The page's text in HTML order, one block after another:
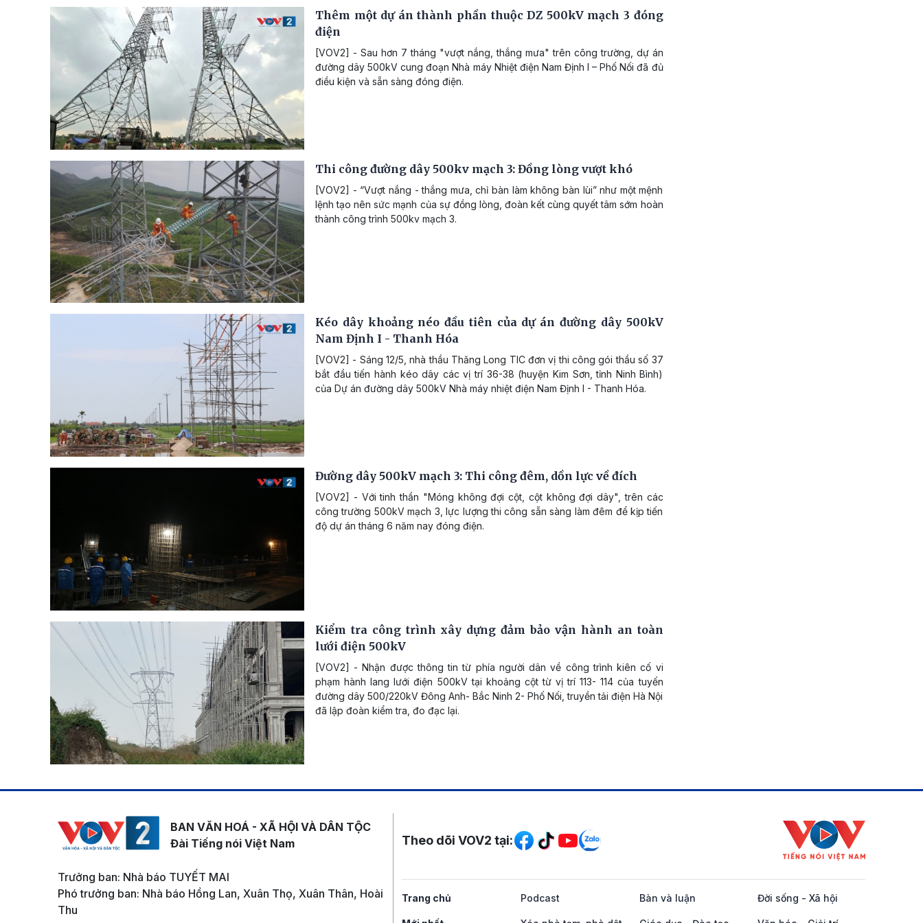
Thêm một dự án thành phần thuộc DZ 500kV mạch 3 đóng
điện
[VOV2] - Sau hơn 7 tháng "vượt nắng, thắng mưa" trên công trường, dự án
đường dây 500kV cung đoạn Nhà máy Nhiệt điện Nam Định I – Phố Nối đã đủ
điều kiện và sẵn sàng đóng điện.
Thi công đường dây 500kv mạch 3: Đồng lòng vượt khó
[VOV2] - “Vượt nắng - thắng mưa, chỉ bàn làm không bàn lùi” như một mệnh
lệnh tạo nên sức mạnh của sự đồng lòng, đoàn kết cùng quyết tâm sớm hoàn
thành công trình 500kv mạch 3.
Kéo dây khoảng néo đầu tiên của dự án đường dây 500kV
Nam Định I - Thanh Hóa
[VOV2] - Sáng 12/5, nhà thầu Thăng Long TIC đơn vị thi công gói thầu số 37
bắt đầu tiến hành kéo dây các vị trí 36-38 (huyện Kim Sơn, tỉnh Ninh Bình)
của Dự án đường dây 500kV Nhà máy nhiệt điện Nam Định I - Thanh Hóa.
Đường dây 500kV mạch 3: Thi công đêm, dồn lực về đích
[VOV2] - Với tinh thần "Móng không đợi cột, cột không đợi dây", trên các
công trường 500kV mạch 3, lực lượng thi công sẵn sàng làm đêm để kịp tiến
độ dự án tháng 6 năm nay đóng điện.
Kiểm tra công trình xây dựng đảm bảo vận hành an toàn
lưới điện 500kV
[VOV2] - Nhận được thông tin từ phía người dân về công trình kiên cố vi
phạm hành lang lưới điện 500kV tại khoảng cột từ vị trí 113- 114 của tuyến
đường dây 500/220kV Đông Anh- Bắc Ninh 2- Phố Nối, truyền tải điện Hà Nội
đã lập đoàn kiểm tra, đo đạc lại.
BAN VĂN HOÁ - XÃ HỘI VÀ DÂN TỘC
Đài Tiếng nói Việt Nam
Trưởng ban: Nhà báo TUYẾT MAI
Phó trưởng ban: Nhà báo Hồng Lan, Xuân Thọ, Xuân Thân, Hoài
Thu
Mạng xã hội
Theo dõi VOV2 tại:
Trang chủ Podcast Bàn và luận Đời sống - Xã hội